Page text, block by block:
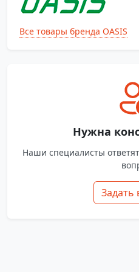
Все товары бренда OASIS
Нужна
Наши специалисты
Задать